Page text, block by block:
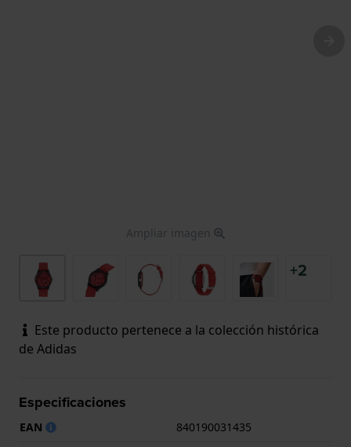
Ampliar imagen
+2
Este producto pertenece a la colección histórica
de Adidas
Especificaciones
EAN
840190031435